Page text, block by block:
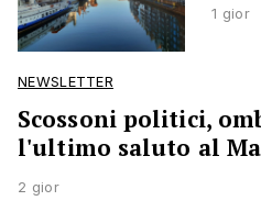
1 gior
NEWSLETTER
Scossoni politici,
l'ultimo saluto al
2 gior